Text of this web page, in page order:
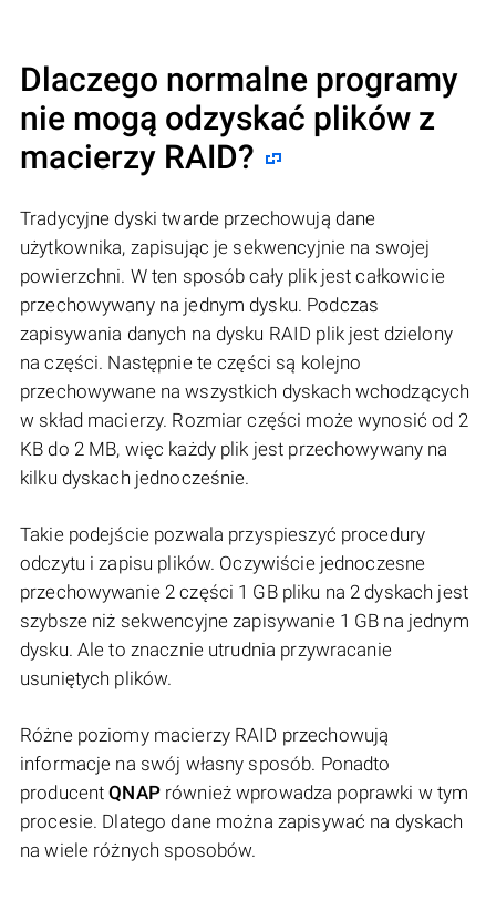
Dlaczego normalne programy
nie mogą odzyskać plików z
macierzy RAID?
Tradycyjne dyski twarde przechowują dane
użytkownika, zapisując je sekwencyjnie na swojej
powierzchni. W ten sposób cały plik jest całkowicie
przechowywany na jednym dysku. Podczas
zapisywania danych na dysku RAID plik jest dzielony
na części. Następnie te części są kolejno
przechowywane na wszystkich dyskach wchodzących
w skład macierzy. Rozmiar części może wynosić od 2
KB do 2 MB, więc każdy plik jest przechowywany na
kilku dyskach jednocześnie.
Takie podejście pozwala przyspieszyć procedury
odczytu i zapisu plików. Oczywiście jednoczesne
przechowywanie 2 części 1 GB pliku na 2 dyskach jest
szybsze niż sekwencyjne zapisywanie 1 GB na jednym
dysku. Ale to znacznie utrudnia przywracanie
usuniętych plików.
Różne poziomy macierzy RAID przechowują
informacje na swój własny sposób. Ponadto
producentQNAPrównież wprowadza poprawki w tym
procesie. Dlatego dane można zapisywać na dyskach
na wiele różnych sposobów.